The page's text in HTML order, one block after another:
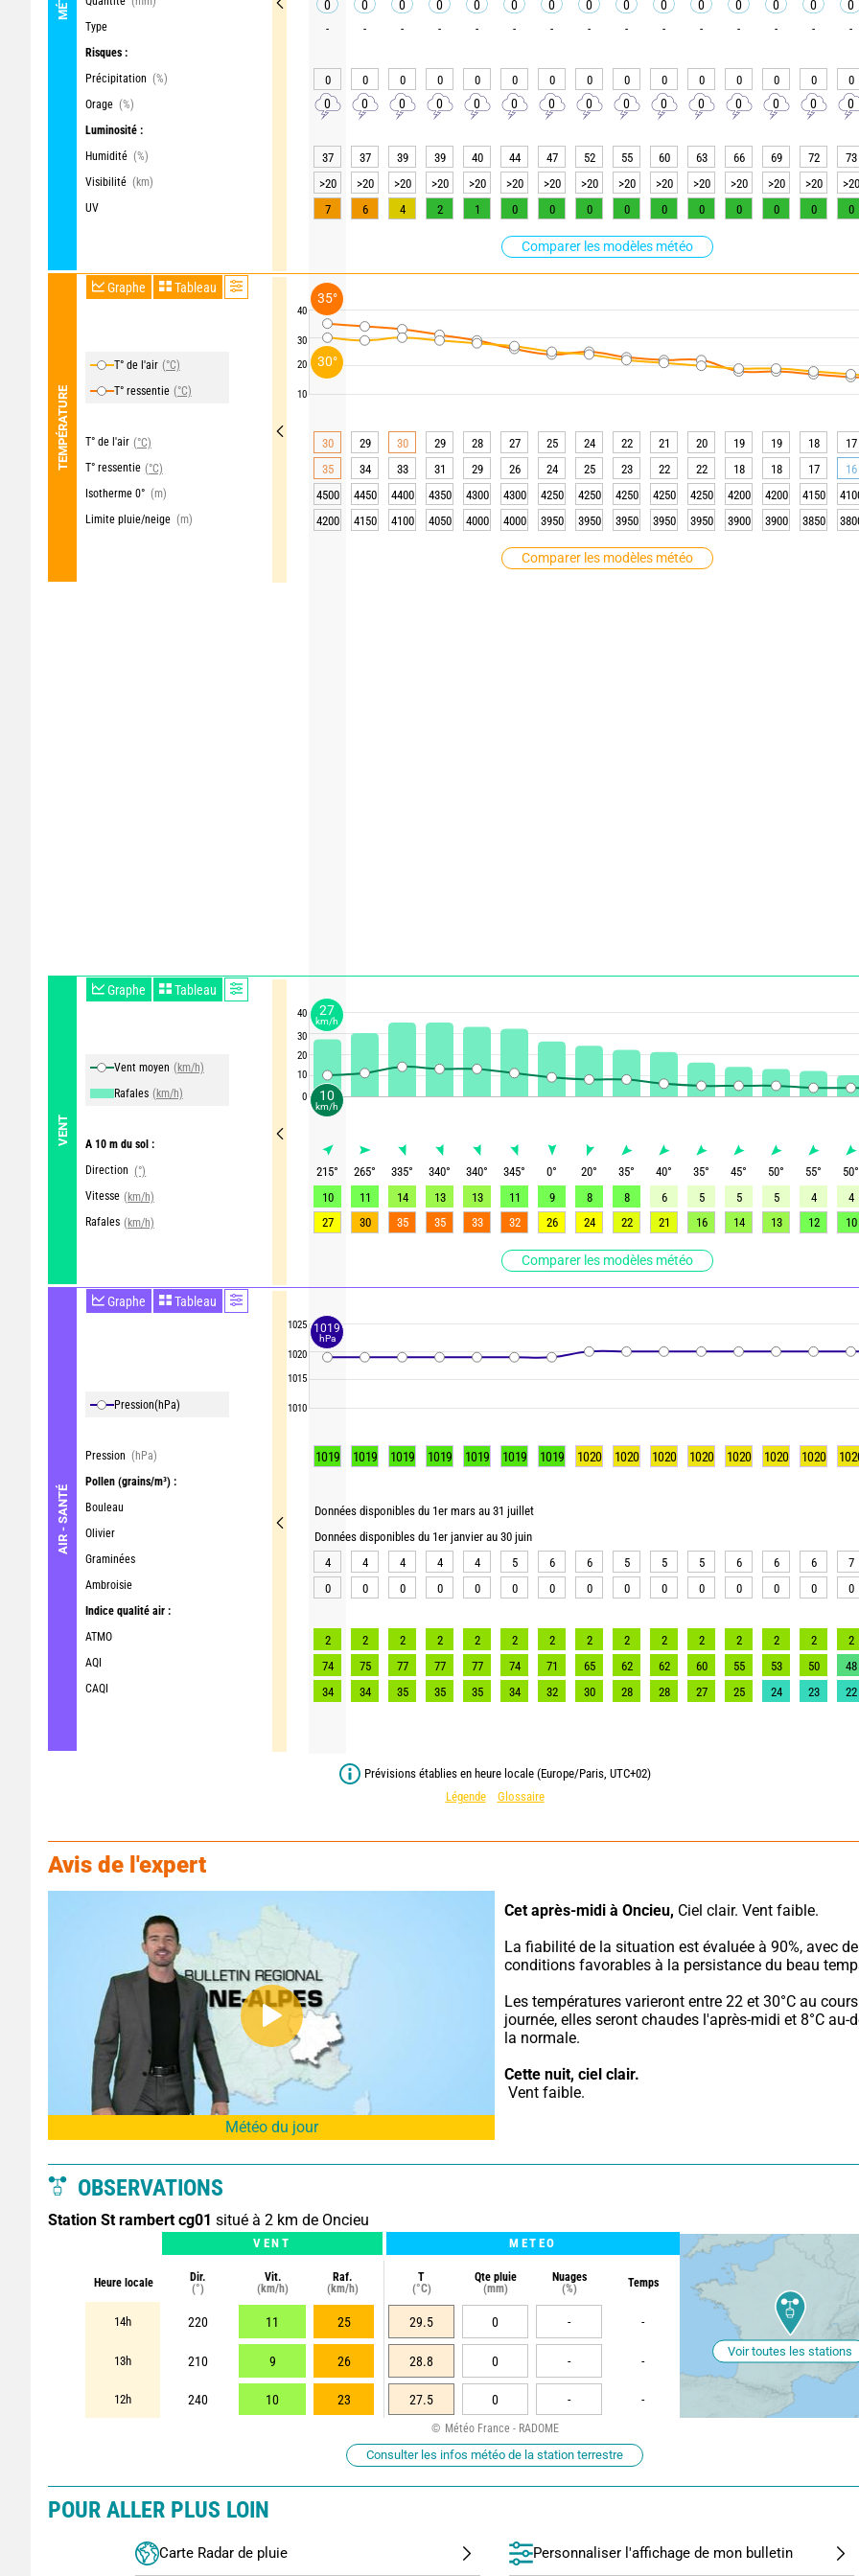
Type
Risques :
Précipitation (%)
Orage (%)
Luminosité :
Humidité (%)
Visibilité (km)
UV
Comparer les modèles météo
TEMPÉRATURE
Graphe Tableau
T° de l'air (°C)
T° ressentie (°C)
T° de l'air (°C)
T° ressentie (°C)
Isotherme 0° (m)
Limite pluie/neige (m)
Comparer les modèles météo
VENT
Graphe Tableau
Vent moyen (km/h)
Rafales (km/h)
A 10 m du sol :
Direction (°)
Vitesse (km/h)
Rafales (km/h)
Comparer les modèles météo
AIR - SANTÉ
Graphe Tableau
Pression(hPa)
Pression (hPa)
Pollen (grains/m³) :
Bouleau
Olivier
Graminées
Ambroisie
Indice qualité air :
ATMO
AQI
CAQI
40
30
20
10
40
30
20
10
0
1025
1020
1015
1010
0 0 0 0 0 0 0 0 0 0 0 0 0 0 0
- - - - - - - - - - - - - - -
0 0 0 0 0 0 0 0 0 0 0 0 0 0 0
0 0 0 0 0 0 0 0 0 0 0 0 0 0 0
37 37 39 39 40 44 47 52 55 60 63 66 69 72 73
>20
>20 >20 >20 >20 >20 >20 >20 >20 >20 >20 >20 >20 >20 >20
7
6 4 2 1 0 0 0 0 0 0 0 0 0 0
30 29 30 29 28 27 25 24 22 21 20 19 19 18 17
35
34 33 31 29 26 24 25 23 22 22 18 18 17 16
4500
4450 4400 4350 4300 4300 4250 4250 4250 4250 4250 4200 4200 4150
4200
4150 4100 4050 4000 4000 3950 3950 3950 3950 3950 3900 3900 3850
215° 265° 335° 340° 340° 345° 0° 20° 35° 40° 35° 45° 50° 55° 50°
10
11 14 13 13 11 9 8 8 6 5 5 5 4 4
27
30 35 35 33 32 26 24 22 21 16 14 13 12 10
1019 1019 1019 1019 1019 1019 1019 1020 1020 1020 1020 1020 1020 1020
Données disponibles du 1er mars au 31 juillet
Données disponibles du 1er janvier au 30 juin
4
4 4 4 4 5 6 6 5 5 5 6 6 6 7
0
0 0 0 0 0 0 0 0 0 0 0 0 0 0
2 2 2 2 2 2 2 2 2 2 2 2 2 2 2
74
75 77 77 77 74 71 65 62 62 60 55 53 50 48
34
34 35 35 35 34 32 30 28 28 27 25 24 23 22
Prévisions établies en heure locale (Europe/Paris, UTC+02)
Légende
Glossaire
Avis de l'expert
Météo du jour
Cet après-midi à Oncieu, Ciel clair. Vent faible.
La fiabilité de la situation est évaluée à 90%, avec
conditions favorables à la persistance du beau
Les températures varieront entre 22 et 30°C au
journée, elles seront chaudes l'après-midi et 8°C au-
la normale.
Cette nuit, ciel clair.
Vent faible.
OBSERVATIONS
Station St rambert cg01 situé à 2 km de Oncieu
VENT METEO
Heure locale
Dir.
(°)
Vit.
(km/h)
Raf.
(km/h)
T
(°C)
Qte pluie
(mm)
Nuages
(%)
Temps
14h 220 11 25 29.5 0 - -
13h 210 9 26 28.8 0 - -
12h 240 10 23 27.5 0 - -
Voir toutes les stations
Météo France - RADOME
Consulter les infos météo de la station terrestre
POUR ALLER PLUS LOIN
Carte Radar de pluie Personnaliser l'affichage de mon bulletin
10
km/h
27
km/h
30°
35°
1019
hPa